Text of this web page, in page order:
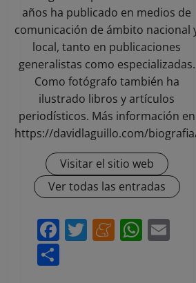
años ha publicado en medios de
comunicación de ámbito nacional
local, tanto en publicaciones
generalistas como especializadas.
Como fotógrafo también ha
ilustrado libros y artículos
periodísticos. Más información en
https://davidlaguillo.com/
Visitar el sitio web
Ver todas las entradas
Facebook
Twitter